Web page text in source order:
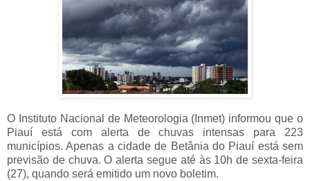
O Instituto Nacional de Meteorologia (Inmet) informou que o
Piauí está com alerta de chuvas intensas para 223
municípios. Apenas a cidade de Betânia do Piauí está sem
previsão de chuva. O alerta segue até às 10h de sexta-feira
(27), quando será emitido um novo boletim.